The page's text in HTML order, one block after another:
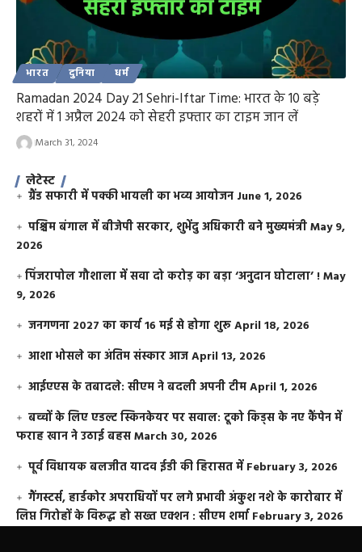
भारत दुनिया धर्म
Ramadan 2024 Day 21 Sehri-Iftar Time: भारत के 10 बड़े
शहरों में 1 अप्रैल 2024 को सेहरी इफ्तार का टाइम जान लें
March 31, 2024
लेटेस्ट
ग्रैंड सफारी में पक्की भायली का भव्य आयोजन June 1, 2026
पश्चिम बंगाल में बीजेपी सरकार, शुभेंदु अधिकारी बने मुख्यमंत्रीMay 9,
2026
​पिंजरापोल गौशाला में सवा दो करोड़ का बड़ा ‘अनुदान घोटाला’ !May
9, 2026
जनगणना 2027 का कार्य 16 मई से होगा शुरूApril 18, 2026
आशा भोसले का अंतिम संस्कार आजApril 13, 2026
आईएएस के तबादले: सीएम ने बदली अपनी टीमApril 1, 2026
बच्चों के लिए एडल्ट स्किनकेयर पर सवाल: टूको किड्स के नए कैंपेन में
फराह खान ने उठाई बहसMarch 30, 2026
पूर्व विधायक बलजीत यादव ईडी की हिरासत में February 3, 2026
गैंगस्टर्स, हार्डकोर अपराधियों पर लगे प्रभावी अंकुश नशे के कारोबार में
लिप्त गिरोहों के विरूद्ध हो सख्त एक्शन : सीएम शर्मा February 3, 2026